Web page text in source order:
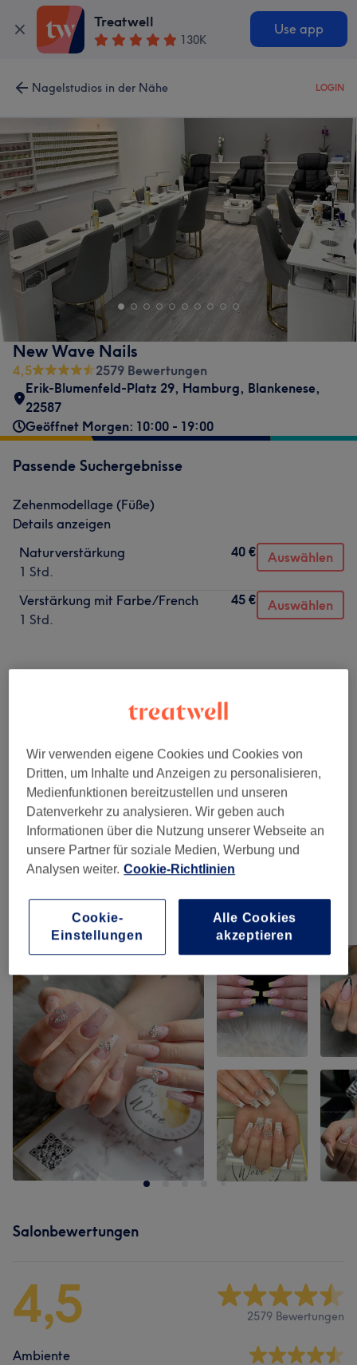
Treatwell
130K
Use app
Nagelstudios in der Nähe LOGIN
New Wave Nails
4,5
2579 Bewertungen
Erik-Blumenfeld-Platz 29, Hamburg, Blankenese,
22587
Geöffnet Morgen: 10:00 - 19:00
Passende Suchergebnisse
Zehenmodellage (Füße)
Details anzeigen
Naturverstärkung
1 Std.
40 € Auswählen
Verstärkung mit Farbe/French
1 Std.
45 € Auswählen
Nägel-Entfernung (1)
Neumodellage Gel/Acryl (1) ab 28 €
Gelnägel | Acrylnägel - Neumodellage ( 1) ab 40 €
Maniküre & Pediküre (4)
Unsere Arbeit
Bild anklicken für weitere Details
Salonbewertungen
4,5 2579 Bewertungen
Ambiente
Wir verwenden eigene Cookies und Cookies von
Dritten, um Inhalte und Anzeigen zu personalisieren,
Medienfunktionen bereitzustellen und unseren
Datenverkehr zu analysieren. Wir geben auch
Informationen über die Nutzung unserer Webseite an
unsere Partner für soziale Medien, Werbung und
Analysen weiter. Cookie-Richtlinien
Cookie-
Einstellungen
Alle Cookies
akzeptieren